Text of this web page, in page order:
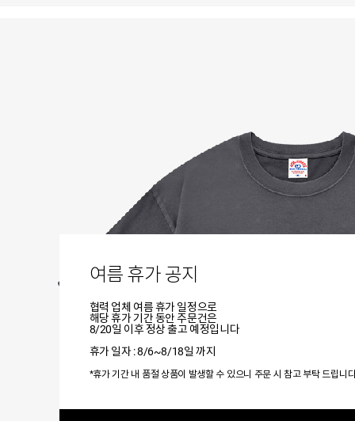
여름 휴가 공지
협력 업체 여름 휴가 일정으로
해당 휴가 기간 동안 주문건은
8/20일 이후 정상 출고 예정입니다
휴가 일자 : 8/6~8/18일 까지
*휴가 기간 내 품절 상품이 발생할 수 있으니 주문 시 참고 부탁 드립니